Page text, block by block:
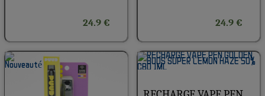
24.9 € 24.9 €